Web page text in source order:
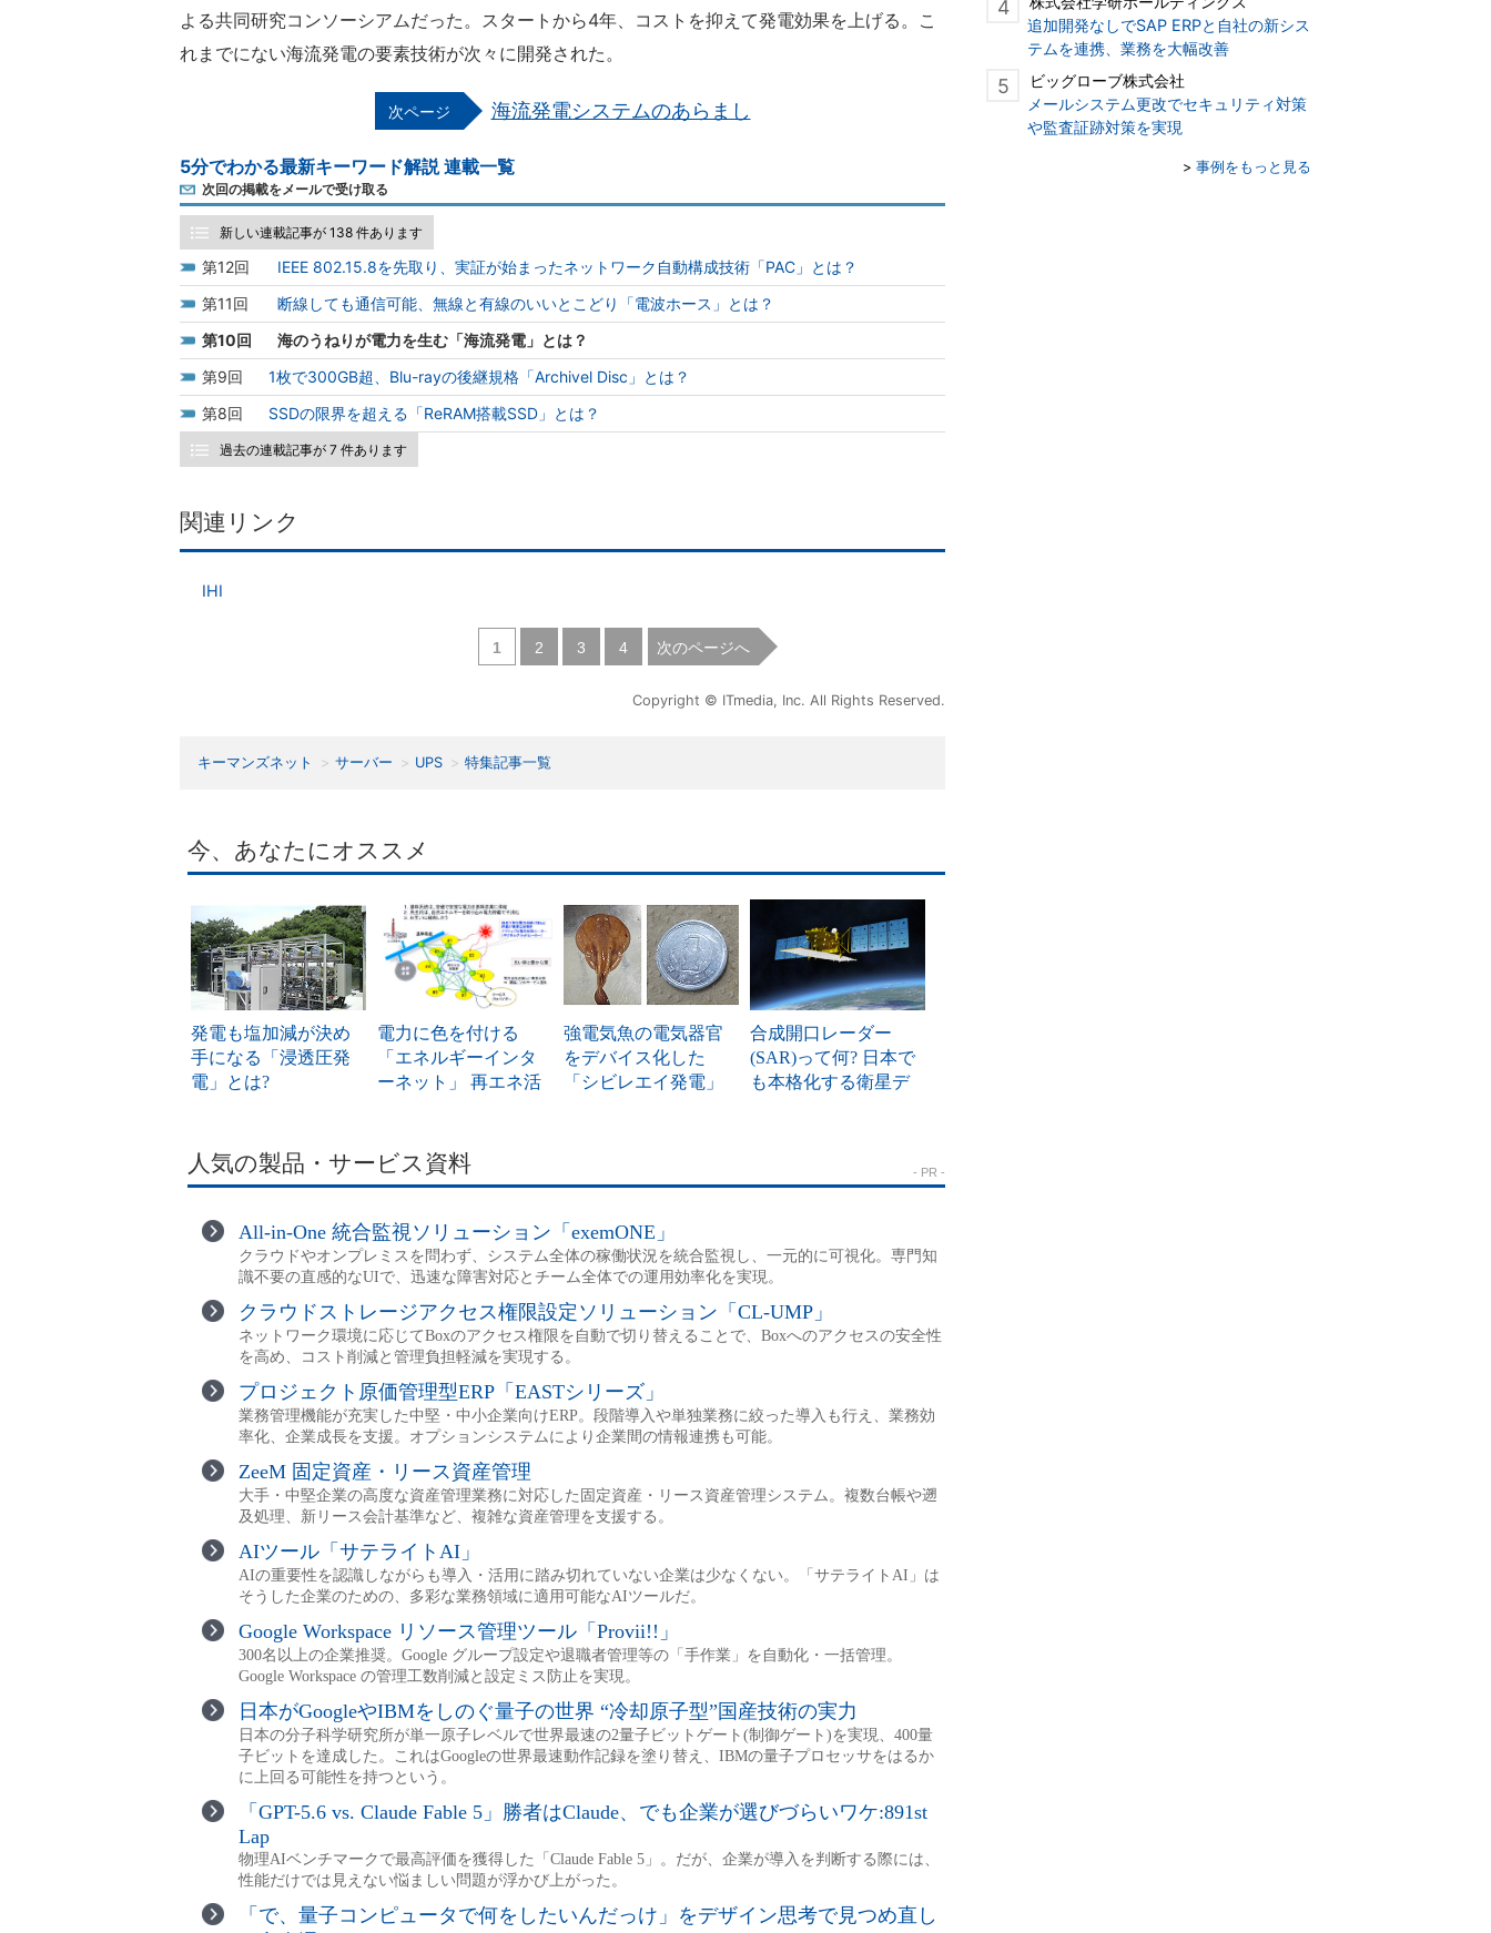
よる共同研究コンソーシアムだった。スタートから4年、コストを抑えて発電効果を上げる。こ
れまでにない海流発電の要素技術が次々に開発された。
海流発電システムのあらまし
5分でわかる最新キーワード解説 連載一覧
次回の掲載をメールで受け取る
新しい連載記事が 138 件あります
12
IEEE 802.15.8を先取り、実証が始まったネットワーク自動構成技術「PAC」とは？
11
断線しても通信可能、無線と有線のいいとこどり「電波ホース」とは？
10
海のうねりが電力を生む「海流発電」とは？
9
1枚で300GB超、Blu-rayの後継規格「Archivel Disc」とは？
8
SSDの限界を超える「ReRAM搭載SSD」とは？
過去の連載記事が 7 件あります
関連リンク
IHI
1 2 3 4 次のページへ
Copyright © ITmedia, Inc. All Rights Reserved.
キーマンズネット サーバー UPS 特集記事一覧